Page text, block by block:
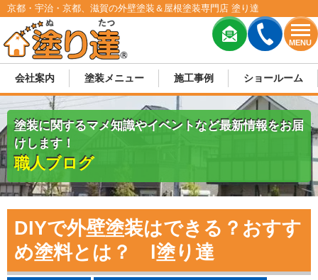
MENU
京都・宇治・京都、滋賀の外壁塗装＆屋根塗装専門店 塗り達
会社案内 塗装メニュー 施工事例 ショールーム
塗装に関するマメ知識やイベントなど最新情報をお届
けします！
職人ブログ
DIYで外壁塗装はできる？おすす
め塗料とは？ l塗り達